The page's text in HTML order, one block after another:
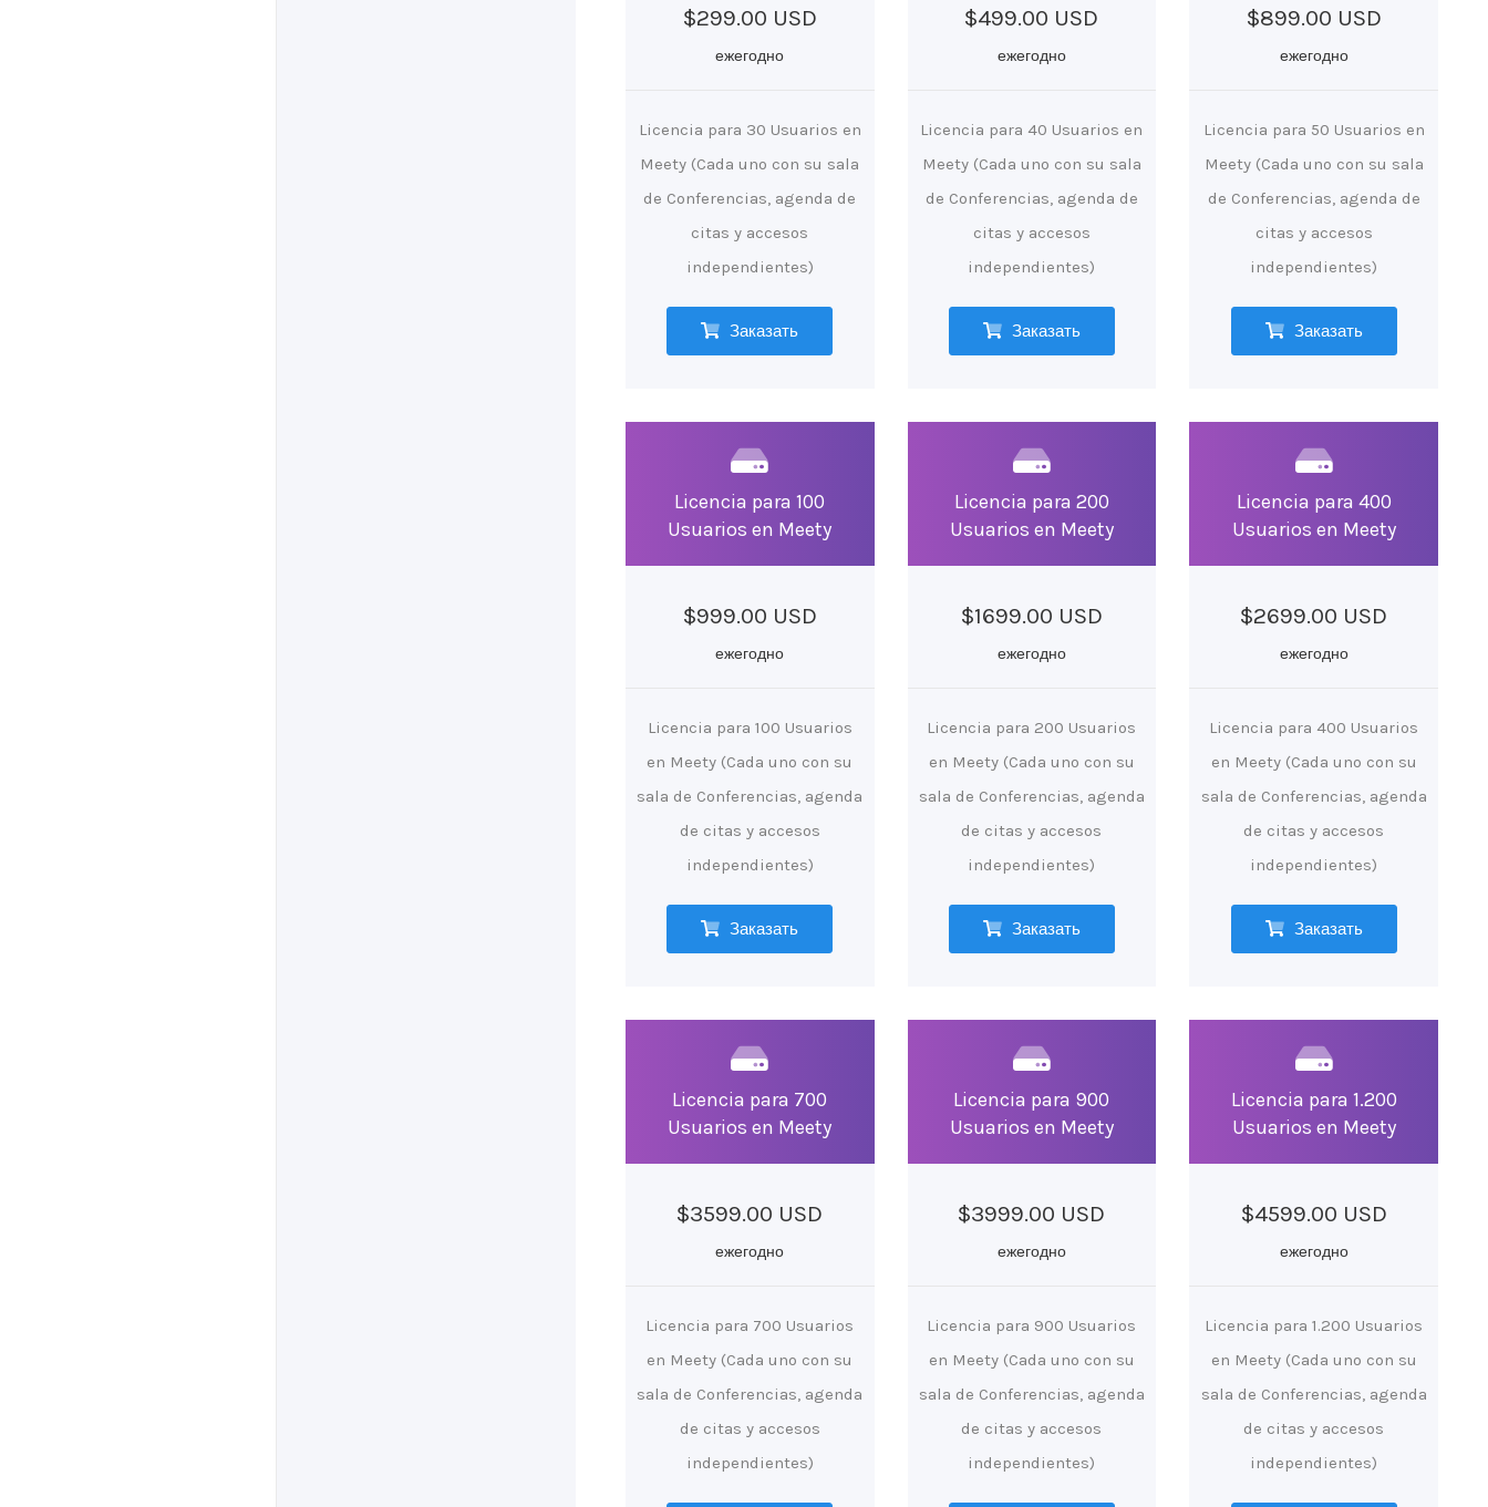
$299.00 USD
ежегодно
Licencia para 30 Usuarios en
Meety (Cada uno con su sala
de Conferencias, agenda de
citas y accesos
independientes)
Заказать
$499.00 USD
ежегодно
Licencia para 40 Usuarios en
Meety (Cada uno con su sala
de Conferencias, agenda de
citas y accesos
independientes)
Заказать
$899.00 USD
ежегодно
Licencia para 50 Usuarios en
Meety (Cada uno con su sala
de Conferencias, agenda de
citas y accesos
independientes)
Заказать
Licencia para 100
Usuarios en Meety
$999.00 USD
ежегодно
Licencia para 100 Usuarios
en Meety (Cada uno con su
sala de Conferencias, agenda
de citas y accesos
independientes)
Заказать
Licencia para 200
Usuarios en Meety
$1699.00 USD
ежегодно
Licencia para 200 Usuarios
en Meety (Cada uno con su
sala de Conferencias, agenda
de citas y accesos
independientes)
Заказать
Licencia para 400
Usuarios en Meety
$2699.00 USD
ежегодно
Licencia para 400 Usuarios
en Meety (Cada uno con su
sala de Conferencias, agenda
de citas y accesos
independientes)
Заказать
Licencia para 700
Usuarios en Meety
$3599.00 USD
ежегодно
Licencia para 700 Usuarios
en Meety (Cada uno con su
sala de Conferencias, agenda
de citas y accesos
independientes)
Licencia para 900
Usuarios en Meety
$3999.00 USD
ежегодно
Licencia para 900 Usuarios
en Meety (Cada uno con su
sala de Conferencias, agenda
de citas y accesos
independientes)
Licencia para 1.200
Usuarios en Meety
$4599.00 USD
ежегодно
Licencia para 1.200 Usuarios
en Meety (Cada uno con su
sala de Conferencias, agenda
de citas y accesos
independientes)